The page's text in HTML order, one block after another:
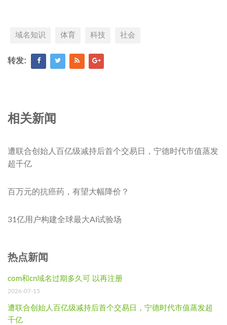
域名知识 体育 科技 社会
转发:
相关新闻
遭联合创始人百亿级减持后首个交易日，宁德时代市值蒸发
超千亿
百万元的抗癌药，有望大幅降价？
31亿用户构建全球最大AI试验场
热点新闻
com和cn域名过期多久可 以再注册
2026-07-15
遭联合创始人百亿级减持后首个交易日，宁德时代市值蒸发超
千亿